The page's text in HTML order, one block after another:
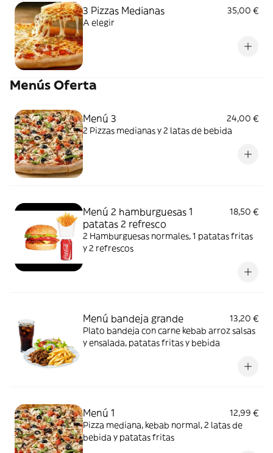
3 Pizzas Medianas
35,00 €
A elegir
Menús Oferta
Menú 3
24,00 €
2 Pizzas medianas y 2 latas de bebida
Menú 2 hamburguesas 1
patatas 2 refresco
18,50 €
2 Hamburguesas normales, 1 patatas fritas
y 2 refrescos
Menú bandeja grande
13,20 €
Plato bandeja con carne kebab arroz salsas
y ensalada, patatas fritas y bebida
Menú 1
12,99 €
Pizza mediana, kebab normal, 2 latas de
bebida y patatas fritas